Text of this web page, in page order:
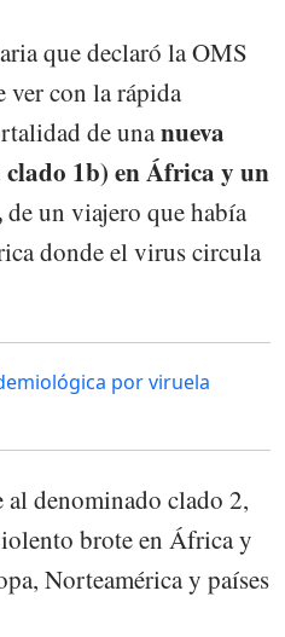
que declaró la OMS
ver con la rápida
de unanueva
1b) en África y un
de un viajero que había
donde el virus circula
por viruela
al denominado clado 2,
brote en África y
Norteamérica y países